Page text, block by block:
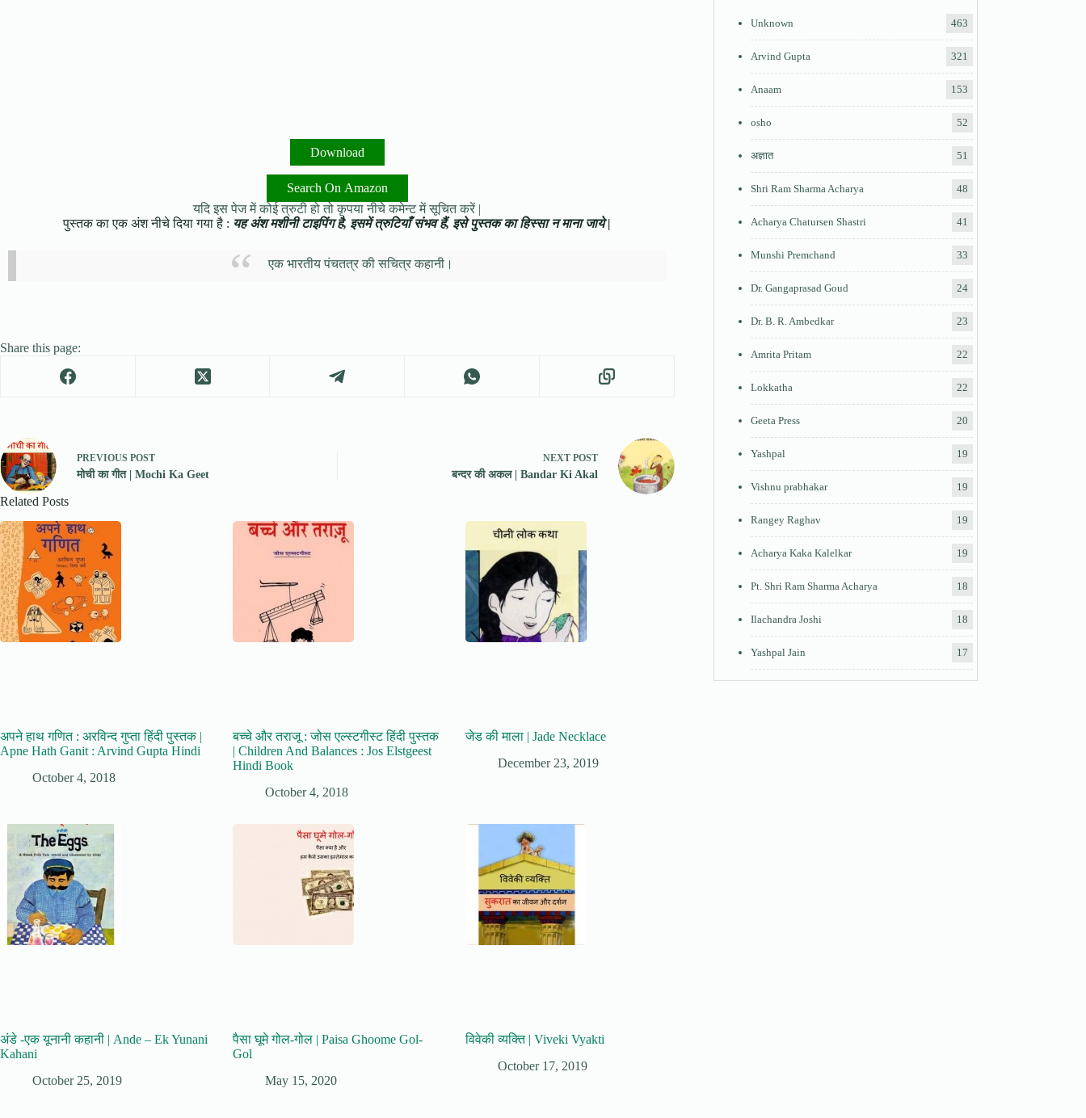
Download
Search On Amazon
यदि इस पेज में कोई त्रुटी हो तो कृपया नीचे कमेन्ट में सूचित करें |
पुस्तक का एक अंश नीचे दिया गया है : यह अंश मशीनी टाइपिंग है, इसमें त्रुटियाँ संभव हैं, इसे पुस्तक का हिस्सा न माना जाये |
एक भारतीय पंचतत्र की सचित्र कहानी।
Share this page:
PREVIOUS POST
मोची का गीत | Mochi Ka Geet
NEXT POST
बन्दर की अकल | Bandar Ki Akal
Related Posts
अपने हाथ गणित : अरविन्द गुप्ता हिंदी पुस्तक |
Apne Hath Ganit : Arvind Gupta Hindi
October 4, 2018
बच्चे और तराजू : जोस एल्स्टगीस्ट हिंदी पुस्तक
| Children And Balances : Jos Elstgeest
Hindi Book
October 4, 2018
जेड की माला | Jade Necklace
December 23, 2019
अंडे -एक यूनानी कहानी | Ande – Ek Yunani
Kahani
October 25, 2019
पैसा घूमे गोल-गोल | Paisa Ghoome Gol-
Gol
May 15, 2020
विवेकी व्यक्ति | Viveki Vyakti
October 17, 2019
Unknown 463
Arvind Gupta 321
Anaam 153
osho 52
अज्ञात 51
Shri Ram Sharma Acharya 48
Acharya Chatursen Shastri 41
Munshi Premchand 33
Dr. Gangaprasad Goud 24
Dr. B. R. Ambedkar 23
Amrita Pritam 22
Lokkatha 22
Geeta Press 20
Yashpal 19
Vishnu prabhakar 19
Rangey Raghav 19
Acharya Kaka Kalelkar 19
Pt. Shri Ram Sharma Acharya 18
Ilachandra Joshi 18
Yashpal Jain 17